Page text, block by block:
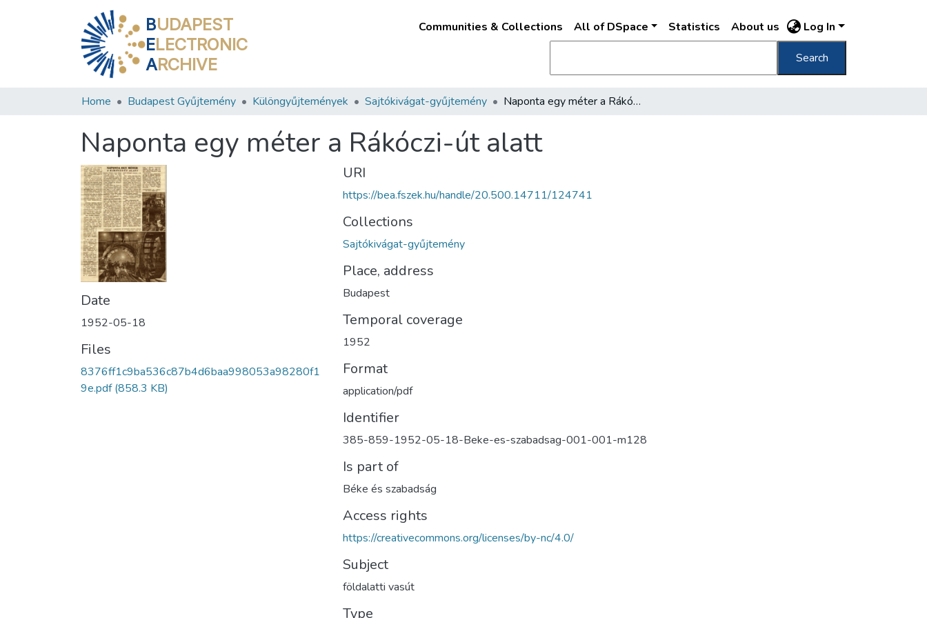
BUDAPEST
ELECTRONIC
ARCHIVE
Communities & Collections All of DSpace Statistics About us Log In
Search
Home Budapest Gyűjtemény Különgyűjtemények Sajtókivágat-gyűjtemény Naponta egy méter a Rákóczi-út alatt
Naponta egy méter a Rákóczi-út alatt
Date
1952-05-18
Files
8376ff1c9ba536c87b4d6baa998053a98280f1
9e.pdf(858.3 KB)
URI
https://bea.fszek.hu/handle/20.500.14711/124741
Collections
Sajtókivágat-gyűjtemény
Place, address
Budapest
Temporal coverage
1952
Format
application/pdf
Identifier
385-859-1952-05-18-Beke-es-szabadsag-001-001-m128
Is part of
Béke és szabadság
Access rights
https://creativecommons.org/licenses/by-nc/4.0/
Subject
földalatti vasút
Type